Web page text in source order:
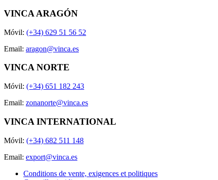
VINCA ARAGÓN
Móvil: (+34) 629 51 56 52
Email: aragon@vinca.es
VINCA NORTE
Móvil: (+34) 651 182 243
Email: zonanorte@vinca.es
VINCA INTERNATIONAL
Móvil: (+34) 682 511 148
Email: export@vinca.es
Conditions de vente, exigences et politiques